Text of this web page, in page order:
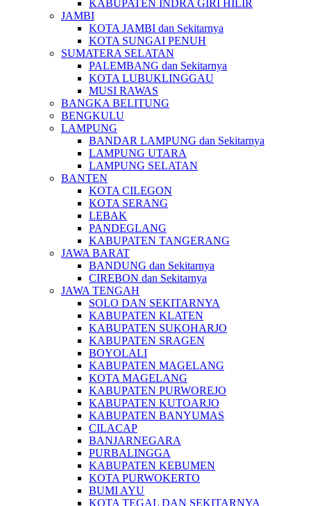
KABUPATEN INDRA GIRI HILIR
JAMBI
KOTA JAMBI dan Sekitarnya
KOTA SUNGAI PENUH
SUMATERA SELATAN
PALEMBANG dan Sekitarnya
KOTA LUBUKLINGGAU
MUSI RAWAS
BANGKA BELITUNG
BENGKULU
LAMPUNG
BANDAR LAMPUNG dan Sekitarnya
LAMPUNG UTARA
LAMPUNG SELATAN
BANTEN
KOTA CILEGON
KOTA SERANG
LEBAK
PANDEGLANG
KABUPATEN TANGERANG
JAWA BARAT
BANDUNG dan Sekitarnya
CIREBON dan Sekitarnya
JAWA TENGAH
SOLO DAN SEKITARNYA
KABUPATEN KLATEN
KABUPATEN SUKOHARJO
KABUPATEN SRAGEN
BOYOLALI
KABUPATEN MAGELANG
KOTA MAGELANG
KABUPATEN PURWOREJO
KABUPATEN KUTOARJO
KABUPATEN BANYUMAS
CILACAP
BANJARNEGARA
PURBALINGGA
KABUPATEN KEBUMEN
KOTA PURWOKERTO
BUMI AYU
KOTA TEGAL DAN SEKITARNYA